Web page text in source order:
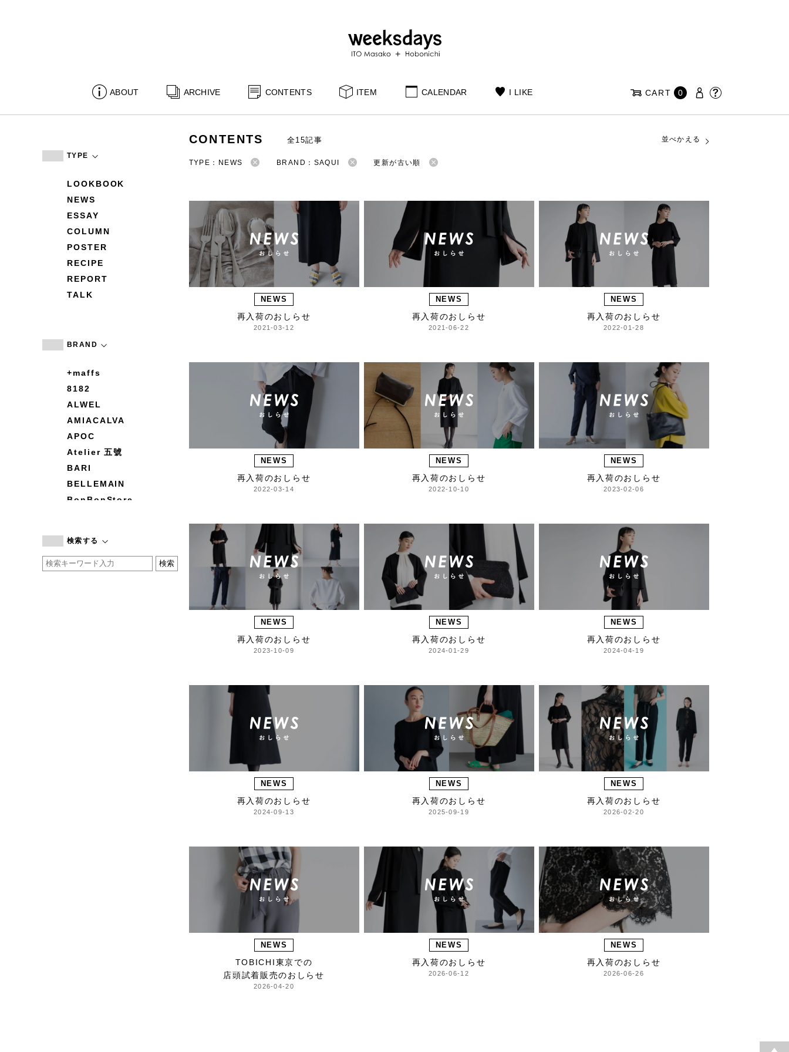
ABOUT ARCHIVE CONTENTS ITEM CALENDAR I LIKE CART 0
TYPE
LOOKBOOK
NEWS
ESSAY
COLUMN
POSTER
RECIPE
REPORT
TALK
BRAND
+maffs
8182
ALWEL
AMIACALVA
APOC
Atelier 五號
BARI
BELLEMAIN
BonBonStore
by basics
CATWORTH
検索する
CONTENTS 全15記事 並べかえる
TYPE：NEWS BRAND：SAQUI 更新が古い順
NEWS
再入荷のおしらせ
2021-03-12
NEWS
再入荷のおしらせ
2021-06-22
NEWS
再入荷のおしらせ
2022-01-28
NEWS
再入荷のおしらせ
2022-03-14
NEWS
再入荷のおしらせ
2022-10-10
NEWS
再入荷のおしらせ
2023-02-06
NEWS
再入荷のおしらせ
2023-10-09
NEWS
再入荷のおしらせ
2024-01-29
NEWS
再入荷のおしらせ
2024-04-19
NEWS
再入荷のおしらせ
2024-09-13
NEWS
再入荷のおしらせ
2025-09-19
NEWS
再入荷のおしらせ
2026-02-20
NEWS
TOBICHI東京での
店頭試着販売のおしらせ
2026-04-20
NEWS
再入荷のおしらせ
2026-06-12
NEWS
再入荷のおしらせ
2026-06-26